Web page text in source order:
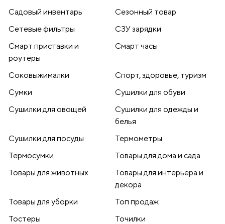
Садовый инвентарь
Сезонный товар
Сетевые фильтры
СЗУ зарядки
Смарт приставки и
роутеры
Смарт часы
Соковыжималки
Спорт, здоровье, туризм
Сумки
Сушилки для обуви
Сушилки для овощей
Сушилки для одежды и
белья
Сушилки для посуды
Термометры
Термосумки
Товары для дома и сада
Товары для животных
Товары для интерьера и
декора
Товары для уборки
Топ продаж
Тостеры
Точилки